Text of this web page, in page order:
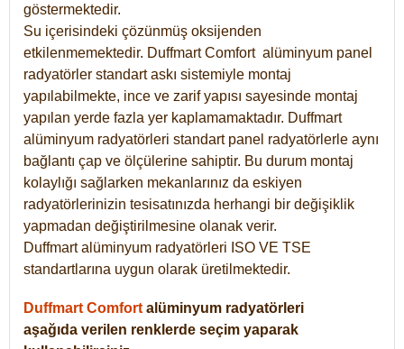
göstermektedir.
Su içerisindeki çözünmüş oksijenden
etkilenmemektedir. DuffmartComfort alüminyum panel
radyatörler standart askı sistemiyle montaj
yapılabilmekte, ince ve zarif yapısı sayesinde montaj
yapılan yerde fazla yer kaplamamaktadır. Duffmart
alüminyum radyatörleri standart panel radyatörlerle aynı
bağlantı çap ve ölçülerine sahiptir. Bu durum montaj
kolaylığı sağlarken mekanlarınız da eskiyen
radyatörlerinizin tesisatınızda herhangi bir değişiklik
yapmadan değiştirilmesine olanak verir.
Duffmart alüminyum radyatörleri ISO VE TSE
standartlarına uygun olarak üretilmektedir.
Duffmart Comfort alüminyum radyatörleri
aşağıda verilen renklerde seçim yaparak